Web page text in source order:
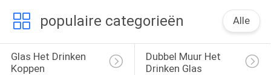
populaire categorieën Alle
Glas Het Drinken
Koppen
Dubbel Muur Het
Drinken Glas